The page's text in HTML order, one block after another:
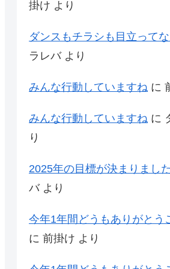
掛け より
ダンスもチラシも目立ってな
ラレバより
みんな行動していますね に
みんな行動していますね に
り
2025年の目標が決まりました
バより
今年1年間どうもありがとう
に 前掛け より